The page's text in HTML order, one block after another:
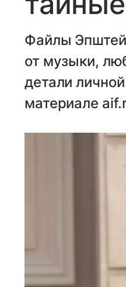
Файлы
от музыки,
детали
материале